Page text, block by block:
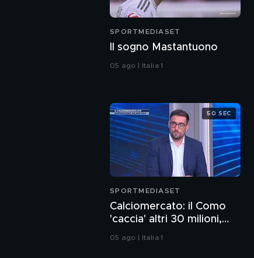
SPORTMEDIASET
Il sogno Mastantuono
05 ago | Italia 1
SPORTMEDIASET
Calciomercato: il Como
'caccia' altri 30 milioni,
Esposito-Cagliari finita
05 ago | Italia 1
50 SEC